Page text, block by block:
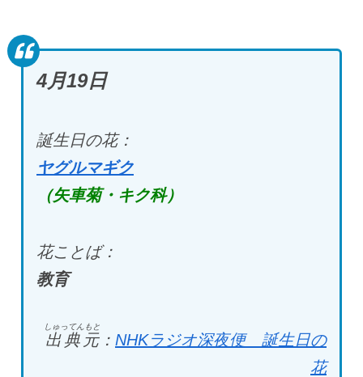
4月19日
誕生日の花：
ヤグルマギク
（矢車菊・キク科）
花ことば：
教育
出典元
しゅってんもと
： NHKラジオ深夜便 誕生日の
花